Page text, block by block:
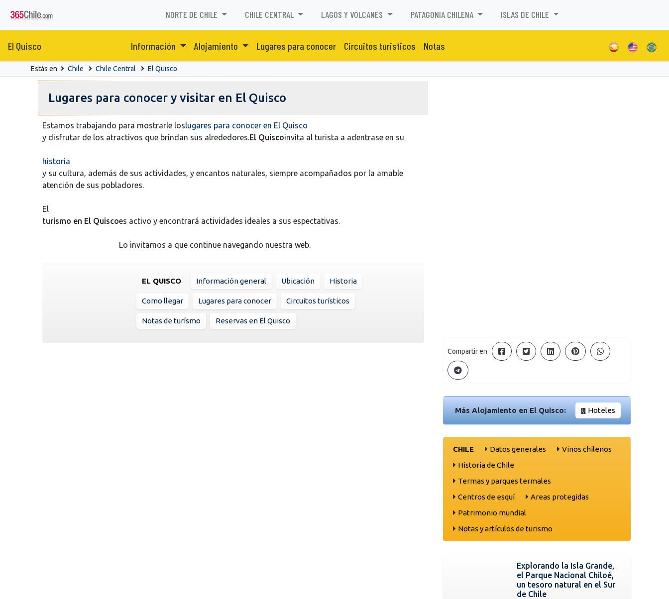
NORTE DE CHILE CHILE CENTRAL LAGOS Y VOLCANES PATAGONIA CHILENA ISLAS DE CHILE
El Quisco Información Alojamiento Lugares para conocer Circuitos turisticos Notas
Estás en Chile Chile Central El Quisco
Lugares para conocer y visitar en El Quisco
Estamos trabajando para mostrarle loslugares para conocer en El Quisco
y disfrutar de los atractivos que brindan sus alrededores.El Quiscoinvita al turista a adentrase en su
historia
y su cultura, además de sus actividades, y encantos naturales, siempre acompañados por la amable
atención de sus pobladores.
El
turismo en El Quiscoes activo y encontrará actividades ideales a sus espectativas.
Lo invitamos a que continue navegando nuestra web.
EL QUISCO Información general Ubicación Historia
Como llegar Lugares para conocer Circuitos turísticos
Notas de turísmo Reservas en El Quisco
Compartir en
Más Alojamiento en El Quisco: Hoteles
CHILE Datos generales
Vinos chilenos
Historia de Chile
Termas y parques termales
Centros de esquí
Areas protegidas
Patrimonio mundial
Notas y artículos de turismo
Explorando la Isla Grande,
el Parque Nacional Chiloé,
un tesoro natural en el Sur
de Chile